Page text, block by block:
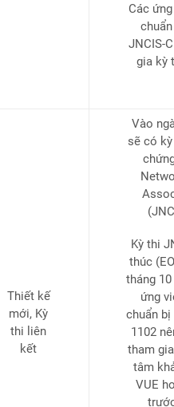
Các
JNCIS-
gia kỳ
Thiết kế
mới, Kỳ
thi liên
kết
Vào
sẽ có
Kỳ thi
thúc
tháng
ứng
chuẩn
1102
tham
tâm
VUE